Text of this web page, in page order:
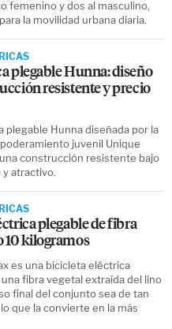
femenino y dos al masculino,
la movilidad urbana diaria.
plegable Hunna: diseño
resistente y precio
plegable Hunna diseñada por la
juvenil Unique
construcción resistente bajo
atractivo.
plegable de fibra
10 kilogramos
es una bicicleta eléctrica
fibra vegetal extraída del lino
final del conjunto sea de tan
que la convierte en la más